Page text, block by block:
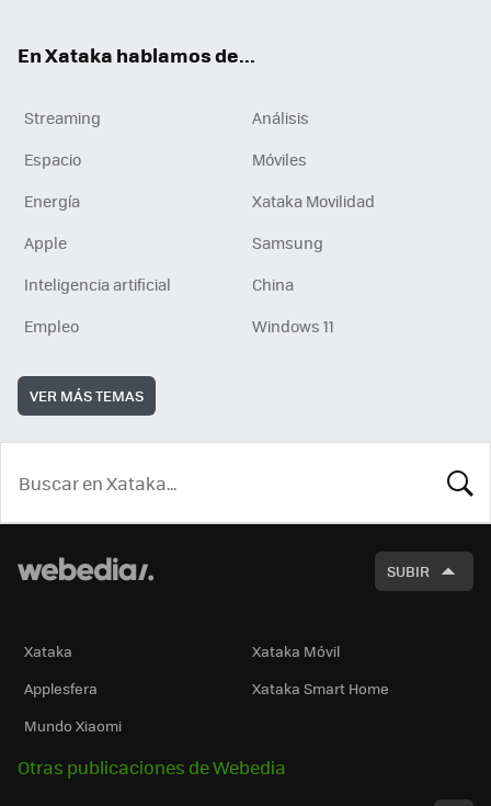
En Xataka hablamos de...
Streaming
Análisis
Espacio
Móviles
Energía
Xataka Movilidad
Apple
Samsung
Inteligencia artificial
China
Empleo
Windows 11
VER MÁS TEMAS
SUBIR
Xataka
Xataka Móvil
Applesfera
Xataka Smart Home
Mundo Xiaomi
Otras publicaciones de Webedia